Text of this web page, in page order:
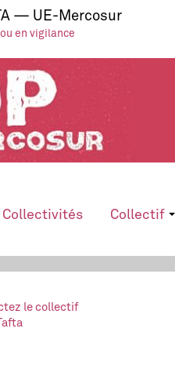
— UE-Mercosur
en vigilance
Collectivités Collectif
le collectif